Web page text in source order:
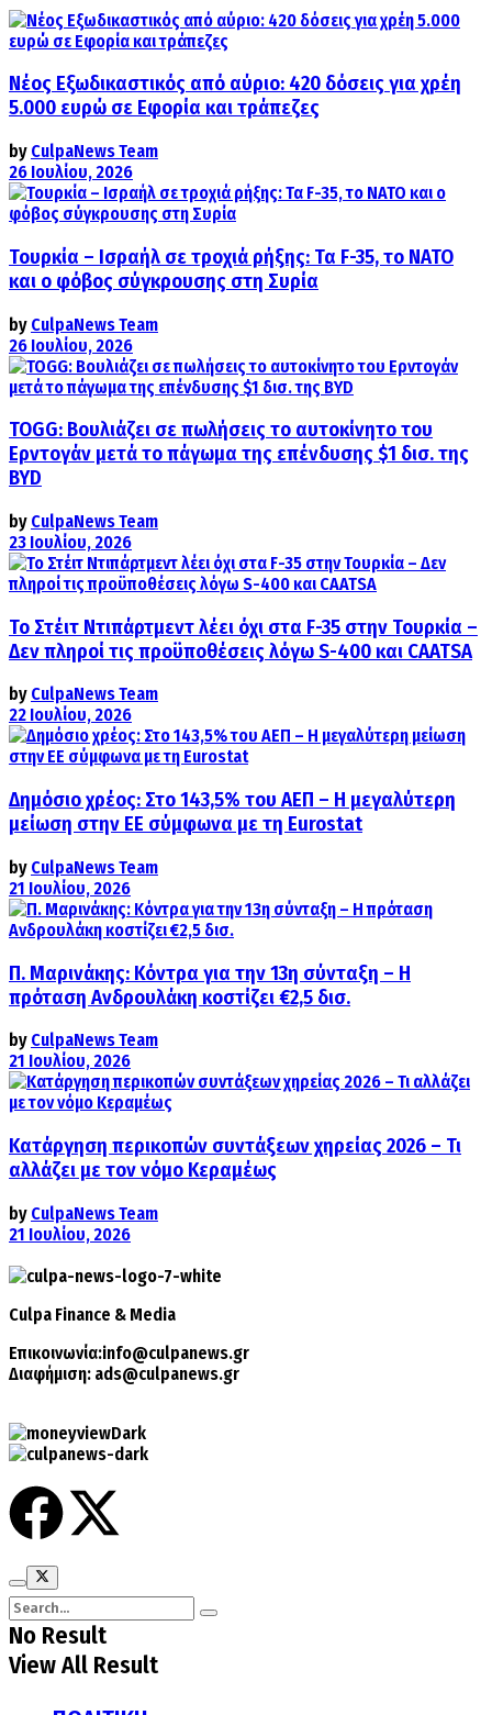
Νέος Εξωδικαστικός από αύριο: 420 δόσεις για χρέη
5.000 ευρώ σε Εφορία και τράπεζες
by CulpaNews Team
26 Ιουλίου, 2026
Τουρκία – Ισραήλ σε τροχιά ρήξης: Τα F-35, το ΝΑΤΟ
και ο φόβος σύγκρουσης στη Συρία
by CulpaNews Team
26 Ιουλίου, 2026
TOGG: Βουλιάζει σε πωλήσεις το αυτοκίνητο του
Ερντογάν μετά το πάγωμα της επένδυσης $1 δισ. της
BYD
by CulpaNews Team
23 Ιουλίου, 2026
Το Στέιτ Ντιπάρτμεντ λέει όχι στα F-35 στην Τουρκία –
Δεν πληροί τις προϋποθέσεις λόγω S-400 και CAATSA
by CulpaNews Team
22 Ιουλίου, 2026
Δημόσιο χρέος: Στο 143,5% του ΑΕΠ – Η μεγαλύτερη
μείωση στην ΕΕ σύμφωνα με τη Eurostat
by CulpaNews Team
21 Ιουλίου, 2026
Π. Μαρινάκης: Κόντρα για την 13η σύνταξη – Η
πρόταση Ανδρουλάκη κοστίζει €2,5 δισ.
by CulpaNews Team
21 Ιουλίου, 2026
Κατάργηση περικοπών συντάξεων χηρείας 2026 – Τι
αλλάζει με τον νόμο Κεραμέως
by CulpaNews Team
21 Ιουλίου, 2026
Culpa Finance & Media
Επικοινωνία:info@culpanews.gr
Διαφήμιση: ads@culpanews.gr
No Result
View All Result